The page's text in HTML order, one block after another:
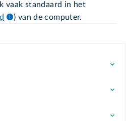
vaak standaard in het
) van de computer.